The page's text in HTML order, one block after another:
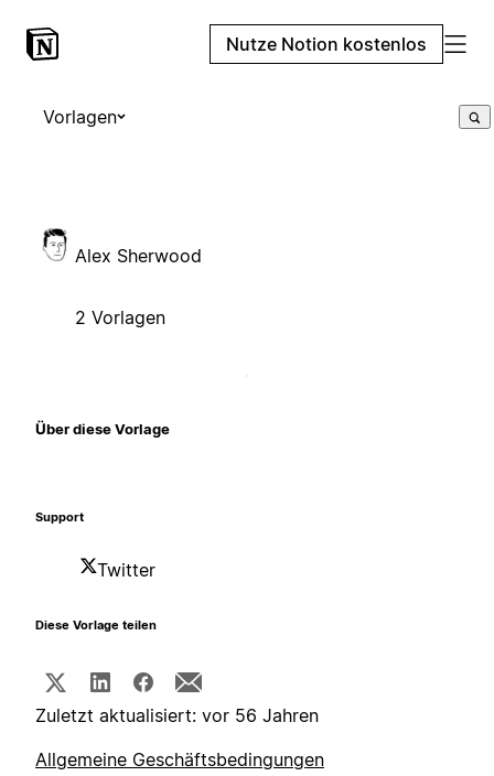
Nutze Notion kostenlos
Vorlagen
Alex Sherwood
2 Vorlagen
Über diese Vorlage
Support
Twitter
Diese Vorlage teilen
Zuletzt aktualisiert: vor 56 Jahren
Allgemeine Geschäftsbedingungen